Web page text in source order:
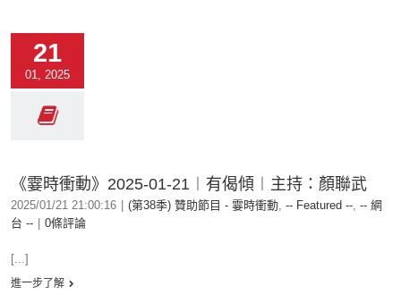
21
01, 2025
《霎時衝動》2025-01-21︱有偈傾︱主持：顏聯武
2025/01/21 21:00:16 (第38季) 贊助節目 - 霎時衝動, -- Featured --, -- 網
台 --
0條評論
[...]
進一步了解